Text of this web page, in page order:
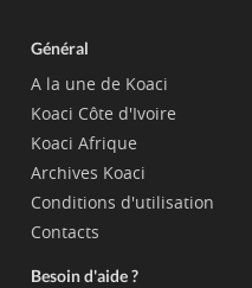
Général
A la une de Koaci
Koaci Côte d'Ivoire
Koaci Afrique
Archives Koaci
Conditions d'utilisation
Contacts
Besoin d'aide ?